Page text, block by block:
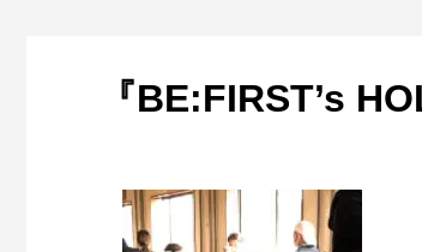
『BE:FIRST’s